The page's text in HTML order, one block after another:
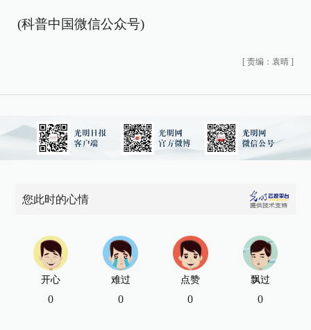
(科普中国微信公众号)
[ 责编：袁晴 ]
您此时的心情
开心
0
难过
0
点赞
0
飘过
0